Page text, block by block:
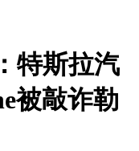
特斯拉汽
被敲诈勒